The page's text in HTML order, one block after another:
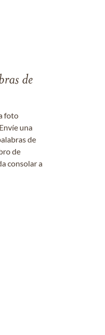
de
foto
una
de
de
consolar a